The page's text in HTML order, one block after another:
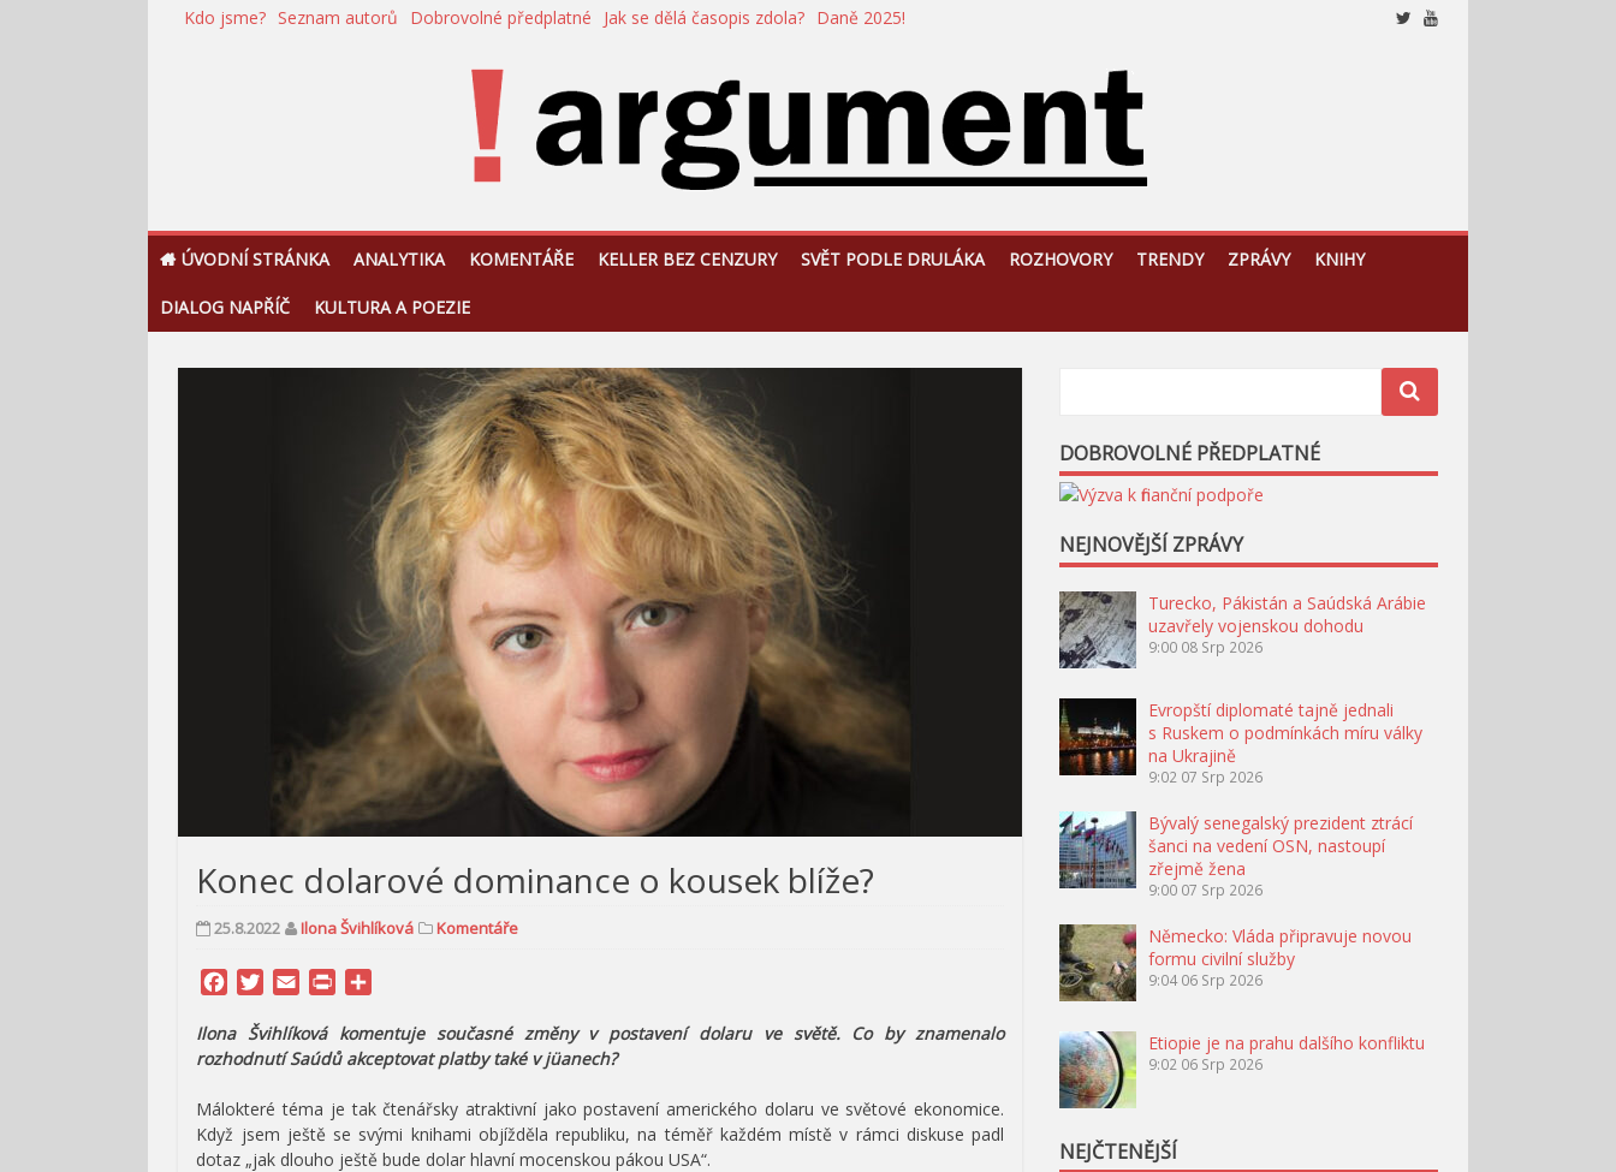
PřeskočitKdo jsme? Seznam autorů Dobrovolné předplatné Jak se dělá časopis zdola? Daně 2025!
!Argument
ÚVODNÍ STRÁNKA ANALYTIKA KOMENTÁŘE KELLER BEZ CENZURY SVĚT PODLE DRULÁKA ROZHOVORY TRENDY ZPRÁVY KNIHY
DIALOG NAPŘÍČ KULTURA A POEZIE
Konec dolarové dominance o kousek blíže?
25.8.2022 Ilona Švihlíková Komentáře
Facebook
Twitter
Email Print
Ilona Švihlíková komentuje současné změny v postavení dolaru ve světě. Co by znamenalo
rozhodnutí Saúdů akceptovat platby také v jüanech?
Málokteré téma je tak čtenářsky atraktivní jako postavení amerického dolaru ve světové ekonomice.
Když jsem ještě se svými knihami objížděla republiku, na téměř každém místě v rámci diskuse padl
dotaz „jak dlouho ještě bude dolar hlavní mocenskou pákou USA“.
DOBROVOLNÉ PŘEDPLATNÉ
NEJNOVĚJŠÍ ZPRÁVY
Turecko, Pákistán a Saúdská Arábie
uzavřely vojenskou dohodu
9:00 08 Srp 2026
Evropští diplomaté tajně jednali
s Ruskem o podmínkách míru války
na Ukrajině
9:02 07 Srp 2026
Bývalý senegalský prezident ztrácí
šanci na vedení OSN, nastoupí
zřejmě žena
9:00 07 Srp 2026
Německo: Vláda připravuje novou
formu civilní služby
9:04 06 Srp 2026
Etiopie je na prahu dalšího konfliktu
9:02 06 Srp 2026
NEJČTENĚJŠÍ